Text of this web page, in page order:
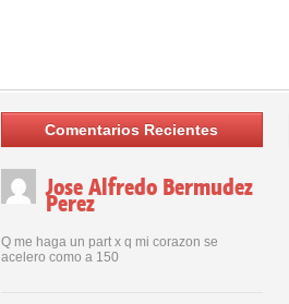
Comentarios Recientes
Jose Alfredo Bermudez
Perez
Q me haga un part x q mi corazon se
acelero como a 150